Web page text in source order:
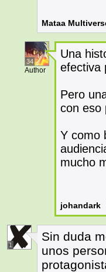
Mataa
34
Author
Una
efectiva
Pero
con eso
Y como
mucho
johandark
1
Sin duda
unos